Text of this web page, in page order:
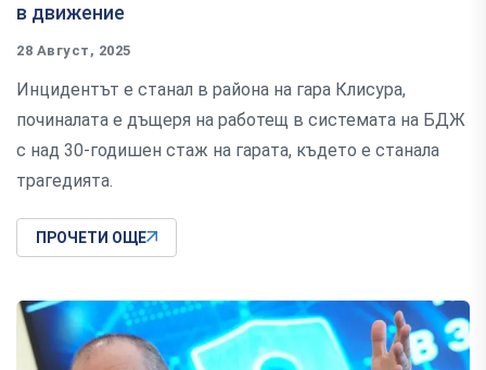
в движение
28 Август, 2025
Инцидентът е станал в района на гара Клисура,
починалата е дъщеря на работещ в системата на БДЖ
с над 30-годишен стаж на гарата, където е станала
трагедията.
ПРОЧЕТИ ОЩЕ